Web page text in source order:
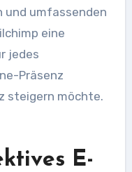
umfassenden
eine
jedes
Präsenz
steigern möchte.
E-